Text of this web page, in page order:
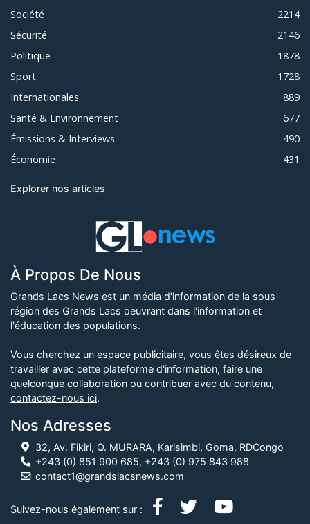
Société
2214
Sécurité
2146
Politique
1878
Sport
1728
Internationales
889
Santé & Environnement
677
Émissions & Interviews
490
Économie
431
Explorer nos articles
À Propos De Nous
Grands Lacs News est un média d'information de la sous-
région des Grands Lacs oeuvrant dans l'information et
l'éducation des populations.
Vous cherchez un espace publicitaire, vous êtes désireux de
travailler avec cette plateforme d'information, faire une
quelconque collaboration ou contribuer avec du contenu,
contactez-nous ici.
Nos Adresses
32, Av. Fikiri, Q. MURARA, Karisimbi, Goma, RDCongo
+243 (0) 851 900 685, +243 (0) 975 843 988
contact1@grandslacsnews.com
Suivez-nous également sur :